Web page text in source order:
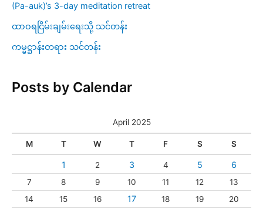
(Pa-auk)’s 3-day meditation retreat
ထာဝရငြိမ်းချမ်းရေးသို့ သင်တန်း
ကမ္မဋ္ဌာန်းတရား သင်တန်း
Posts by Calendar
April 2025
M T W T F S S
1 2 3 4 5 6
7 8 9 10 11 12
13
14
15 16 17 18 19
20